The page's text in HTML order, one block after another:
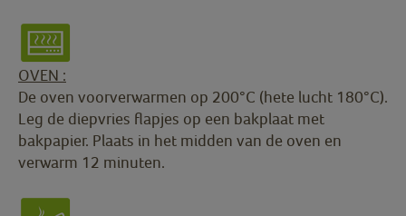
OVEN :
De oven voorverwarmen op 200°C (hete lucht 180°C).
Leg de diepvries flapjes op een bakplaat met
bakpapier. Plaats in het midden van de oven en
verwarm 12 minuten.